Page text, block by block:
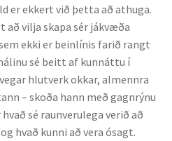
er ekkert við þetta að athuga.
vilja skapa sér jákvæða
ekki er beinlínis farið rangt
sé beitt af kunnáttu í
hlutverk okkar, almennra
– skoða hann með gagnrýnu
sé raunverulega verið að
hvað kunni að vera ósagt.